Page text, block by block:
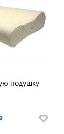
подушку